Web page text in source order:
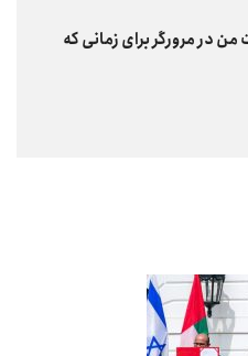
در مرورگر برای زمانی که